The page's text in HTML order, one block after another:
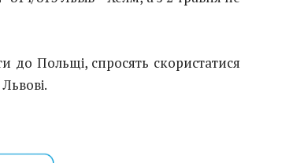
до Польщі, спросять скористатися